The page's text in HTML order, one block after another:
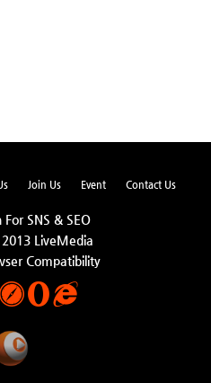
Join Us Event Contact Us
SNS & SEO
LiveMedia
Compatibility